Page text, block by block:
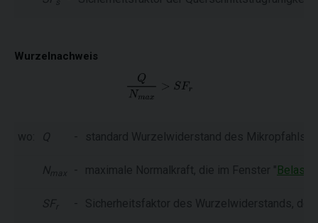
Wurzelnachweis
wo: Q - standard Wurzelwiderstand des Mikropfahls,
Nmax - maximale Normalkraft, die im Fenster "
SF r - Sicherheitsfaktor des Wurzelwiderstands, der